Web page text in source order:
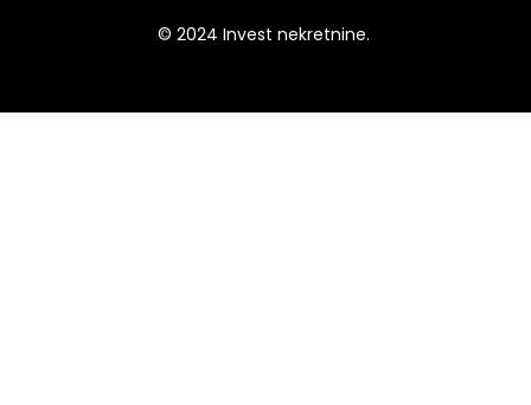
© 2024 Invest nekretnine.